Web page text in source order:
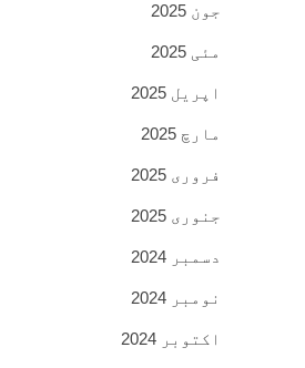
جون 2025
مئی 2025
اپریل 2025
مارچ 2025
فروری 2025
جنوری 2025
دسمبر 2024
نومبر 2024
اکتوبر 2024